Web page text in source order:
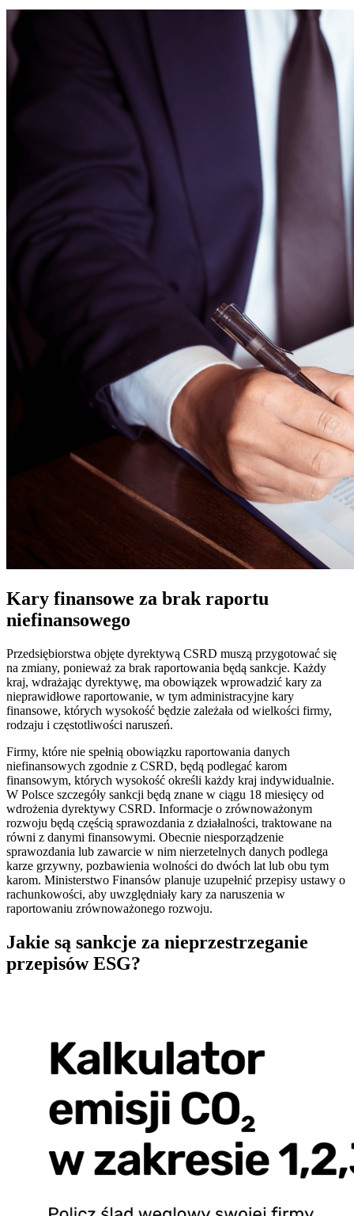
Kary finansowe za brak raportu
niefinansowego
Przedsiębiorstwa objęte dyrektywą CSRD muszą przygotować się
na zmiany, ponieważ za brak raportowania będą sankcje. Każdy
kraj, wdrażając dyrektywę, ma obowiązek wprowadzić kary za
nieprawidłowe raportowanie, w tym administracyjne kary
finansowe, których wysokość będzie zależała od wielkości firmy,
rodzaju i częstotliwości naruszeń.
Firmy, które nie spełnią obowiązku raportowania danych
niefinansowych zgodnie z CSRD, będą podlegać karom
finansowym, których wysokość określi każdy kraj indywidualnie.
W Polsce szczegóły sankcji będą znane w ciągu 18 miesięcy od
wdrożenia dyrektywy CSRD. Informacje o zrównoważonym
rozwoju będą częścią sprawozdania z działalności, traktowane na
równi z danymi finansowymi. Obecnie niesporządzenie
sprawozdania lub zawarcie w nim nierzetelnych danych podlega
karze grzywny, pozbawienia wolności do dwóch lat lub obu tym
karom. Ministerstwo Finansów planuje uzupełnić przepisy ustawy o
rachunkowości, aby uwzględniały kary za naruszenia w
raportowaniu zrównoważonego rozwoju.
Jakie są sankcje za nieprzestrzeganie
przepisów ESG?